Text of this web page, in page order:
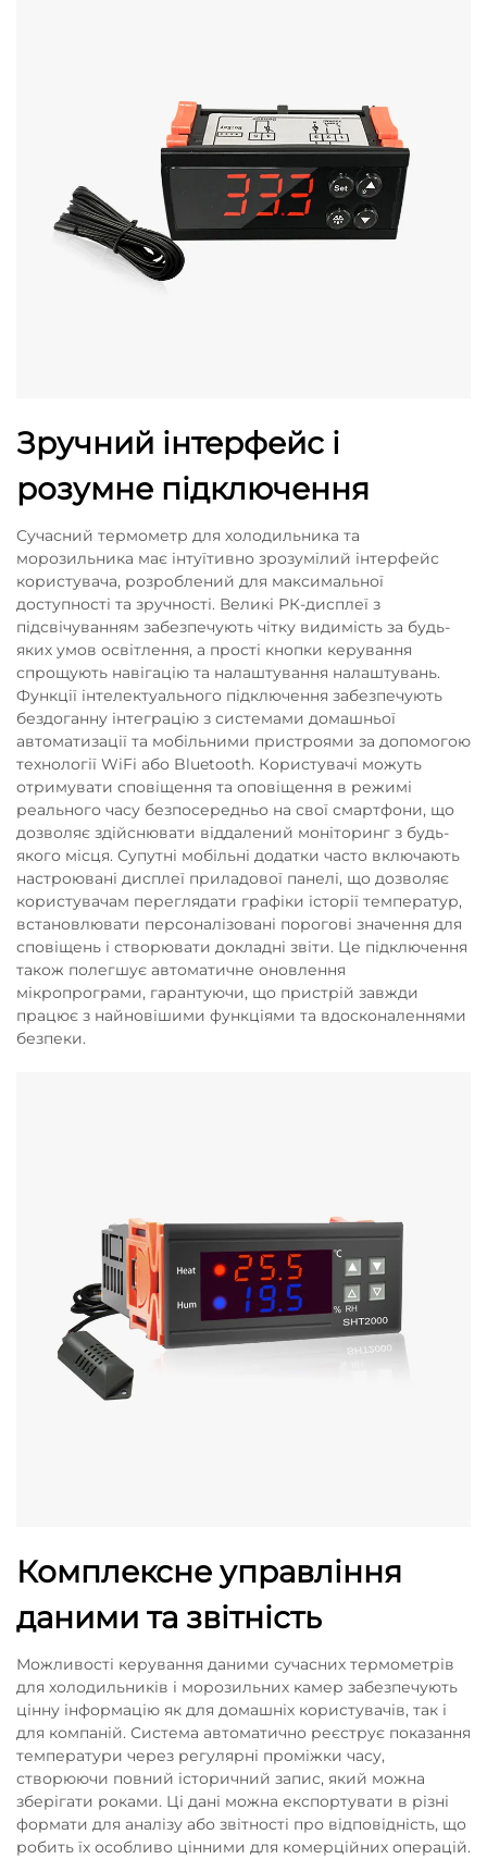
Зручний інтерфейс і
розумне підключення
Сучасний термометр для холодильника та
морозильника має інтуїтивно зрозумілий інтерфейс
користувача, розроблений для максимальної
доступності та зручності. Великі РК-дисплеї з
підсвічуванням забезпечують чітку видимість за будь-
яких умов освітлення, а прості кнопки керування
спрощують навігацію та налаштування налаштувань.
Функції інтелектуального підключення забезпечують
бездоганну інтеграцію з системами домашньої
автоматизації та мобільними пристроями за допомогою
технології WiFi або Bluetooth. Користувачі можуть
отримувати сповіщення та оповіщення в режимі
реального часу безпосередньо на свої смартфони, що
дозволяє здійснювати віддалений моніторинг з будь-
якого місця. Супутні мобільні додатки часто включають
настроювані дисплеї приладової панелі, що дозволяє
користувачам переглядати графіки історії температур,
встановлювати персоналізовані порогові значення для
сповіщень і створювати докладні звіти. Це підключення
також полегшує автоматичне оновлення
мікропрограми, гарантуючи, що пристрій завжди
працює з найновішими функціями та вдосконаленнями
безпеки.
Комплексне управління
даними та звітність
Можливості керування даними сучасних термометрів
для холодильників і морозильних камер забезпечують
цінну інформацію як для домашніх користувачів, так і
для компаній. Система автоматично реєструє показання
температури через регулярні проміжки часу,
створюючи повний історичний запис, який можна
зберігати роками. Ці дані можна експортувати в різні
формати для аналізу або звітності про відповідність, що
робить їх особливо цінними для комерційних операцій.